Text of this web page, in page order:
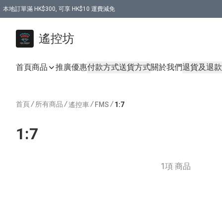
本地訂單滿 HK$300, 可享 HK$10 運費減免
遙控坊
首頁商品 推廣優惠付款方式送貨方式關於我們退貨及退
首頁/ 所有商品 /遙控車/ FMS / 1:7
1:7
1項 商品